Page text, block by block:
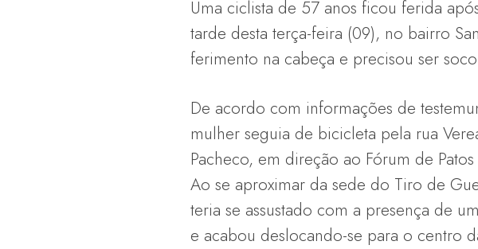
Uma ciclista de 57 anos ficou ferida
tarde desta terça-feira (09), no bairro
ferimento na cabeça e precisou ser
De acordo com informações de
mulher seguia de bicicleta pela rua
Pacheco, em direção ao Fórum de
Ao se aproximar da sede do Tiro de
teria se assustado com a presença de
e acabou deslocando-se para o centro